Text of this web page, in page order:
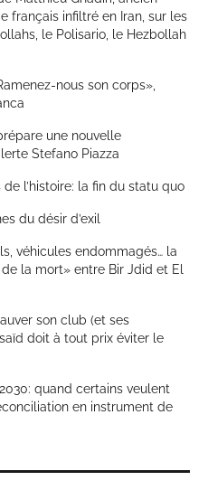
français infiltré en Iran, sur les
le Polisario, le Hezbollah
nous son corps»,
une nouvelle
Stefano Piazza
l’histoire: la fin du statu quo
du désir d’exil
véhicules endommagés… la
la mort» entre Bir Jdid et El
son club (et ses
doit à tout prix éviter le
quand certains veulent
en instrument de